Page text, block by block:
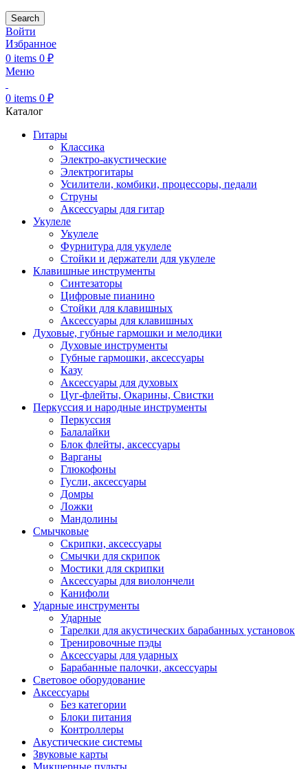
Search
Войти
Избранное
0 items 0 ₽
Меню
0 items 0 ₽
Каталог
Гитары
Классика
Электро-акустические
Электрогитары
Усилители, комбики, процессоры, педали
Струны
Аксессуары для гитар
Укулеле
Укулеле
Фурнитура для укулеле
Стойки и держатели для укулеле
Клавишные инструменты
Синтезаторы
Цифровые пианино
Стойки для клавишных
Аксессуары для клавишных
Духовые, губные гармошки и мелодики
Духовые инструменты
Губные гармошки, аксессуары
Казу
Аксессуары для духовых
Цуг-флейты, Окарины, Свистки
Перкуссия и народные инструменты
Перкуссия
Балалайки
Блок флейты, аксессуары
Варганы
Глюкофоны
Гусли, аксессуары
Домры
Ложки
Мандолины
Смычковые
Скрипки, аксессуары
Смычки для скрипок
Мостики для скрипки
Аксессуары для виолончели
Канифоли
Ударные инструменты
Ударные
Тарелки для акустических барабанных установок
Тренировочные пэды
Аксессуары для ударных
Барабанные палочки, аксессуары
Световое оборудование
Аксессуары
Без категории
Блоки питания
Контроллеры
Акустические системы
Звуковые карты
Микшерные пульты